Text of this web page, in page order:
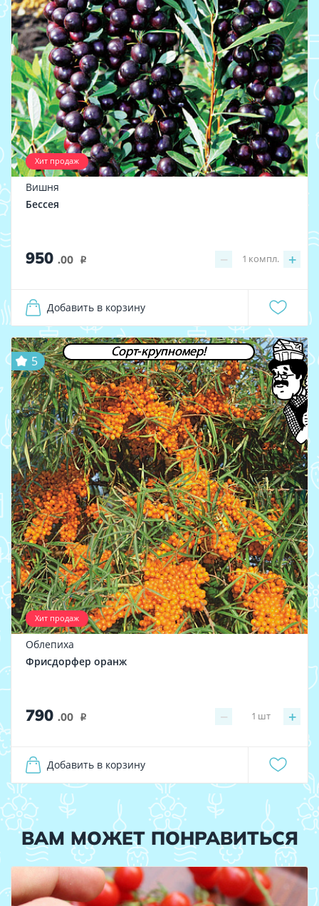
Хит продаж
Вишня
Бессея
950 .00 i − +
1 компл.
Добавить в корзину
Сорт-крупномер!
Хит продаж
5
Облепиха
Фрисдорфер оранж
790 .00 i − +
1 шт
Добавить в корзину
ВАМ МОЖЕТ ПОНРАВИТЬСЯ